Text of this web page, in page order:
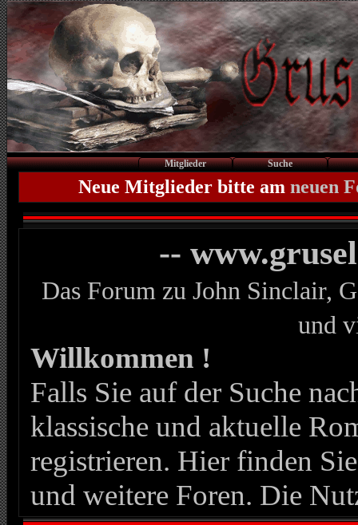
Mitglieder Suche
Neue Mitglieder bitte am neuen
--
Das Forum zu John Sinclair,
und
Willkommen !
Falls Sie auf der Suche
klassische und aktuelle
registrieren. Hier finden
und weitere Foren. Die